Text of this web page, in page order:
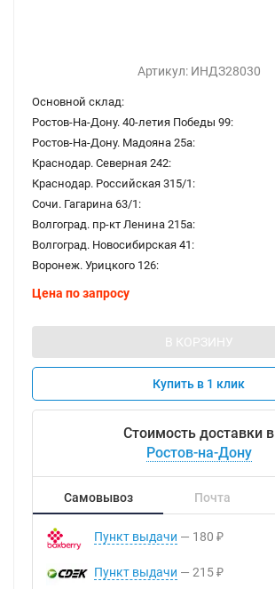
Артикул: ИНДЗ28030
Основной склад:
Ростов-На-Дону. 40-летия Победы 99:
Ростов-На-Дону. Мадояна 25а:
Краснодар. Северная 242:
Краснодар. Российская 315/1:
Сочи. Гагарина 63/1:
Волгоград. пр-кт Ленина 215а:
Волгоград. Новосибирская 41:
Воронеж. Урицкого 126:
Цена по запросу
В КОРЗИНУ
Купить в 1 клик
Стоимость доставки в
Ростов-на-Дону
Самовывоз Почта
Пункт выдачи 180 ₽
Пункт выдачи 215 ₽